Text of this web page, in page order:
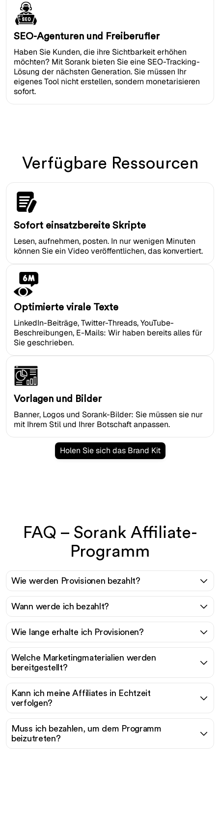
SEO-Agenturen und Freiberufler
Haben Sie Kunden, die ihre Sichtbarkeit erhöhen
möchten? Mit Sorank bieten Sie eine SEO-Tracking-
Lösung der nächsten Generation. Sie müssen Ihr
eigenes Tool nicht erstellen, sondern monetarisieren
sofort.
Verfügbare Ressourcen
Sofort einsatzbereite Skripte
Lesen, aufnehmen, posten. In nur wenigen Minuten
können Sie ein Video veröffentlichen, das konvertiert.
Optimierte virale Texte
LinkedIn-Beiträge, Twitter-Threads, YouTube-
Beschreibungen, E-Mails: Wir haben bereits alles für
Sie geschrieben.
Vorlagen und Bilder
Banner, Logos und Sorank-Bilder: Sie müssen sie nur
mit Ihrem Stil und Ihrer Botschaft anpassen.
Holen Sie sich das Brand Kit
FAQ – Sorank Affiliate-
Programm
Wie werden Provisionen bezahlt?
Wann werde ich bezahlt?
Wie lange erhalte ich Provisionen?
Welche Marketingmaterialien werden
bereitgestellt?
Holen Sie sich das Brand Kit
Kann ich meine Affiliates in Echtzeit
verfolgen?
Muss ich bezahlen, um dem Programm
beizutreten?